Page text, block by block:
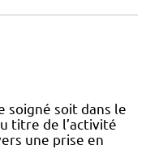
soigné soit dans le
titre de l’activité
une prise en